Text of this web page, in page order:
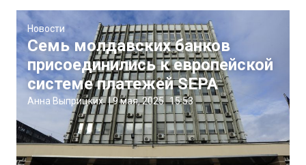
Новости
Семь молдавских банков
присоединились к европейской
системе платежей SEPA
Анна Выприцких |9 мая, 2025 15:53